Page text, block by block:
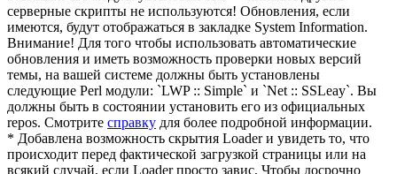
серверные скрипты не используются! Обновления, если
имеются, будут отображаться в закладке System Information.
Внимание! Для того чтобы использовать автоматические
обновления и иметь возможность проверки новых версий
темы, на вашей системе должны быть установлены
следующие Perl модули: `LWP :: Simple` и `Net :: SSLeay`. Вы
должны быть в состоянии установить его из официальных
repos. Смотрите справку для более подробной информации.
* Добавлена ​​возможность скрытия Loader и увидеть то, что
происходит перед фактической загрузкой страницы или на
всякий случай, если Loader просто завис. Чтобы досрочно